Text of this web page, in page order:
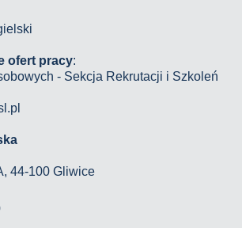
ofert pracy:
- Sekcja Rekrutacji i Szkoleń
44-100 Gliwice